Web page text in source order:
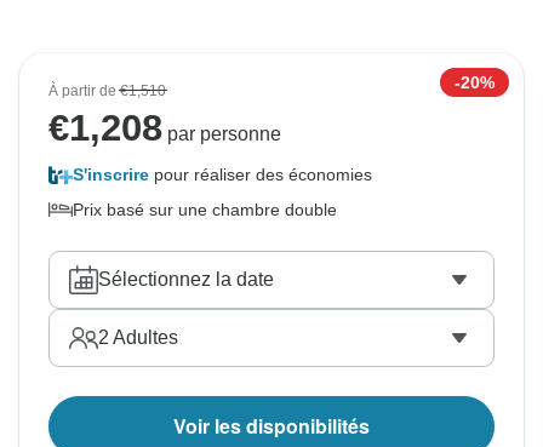
À partir de€1,510 -20%
€1,208 par personne
S'inscrire pour réaliser des économies
Prix basé sur une chambre double
Sélectionnez la date
2 Adultes
Voir les disponibilités